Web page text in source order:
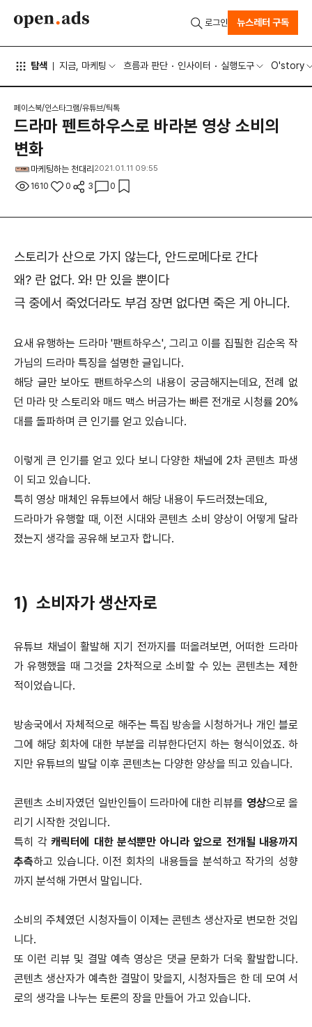
탐색 지금, 마케팅 흐름과 판단 인사이터 실행도구 O'story
로그인 뉴스레터 구독
페이스북/인스타그램/유튜브/틱톡
드라마 펜트하우스로 바라본 영상 소비의
변화
마케팅하는 천대리 2021.01.11 09:55
1610 0 3 0
스토리가 산으로 가지 않는다, 안드로메다로 간다
왜? 란 없다. 와! 만 있을 뿐이다
극 중에서 죽었더라도 부검 장면 없다면 죽은 게 아니다.
요새 유행하는 드라마 '팬트하우스', 그리고 이를 집필한 김순옥 작
가님의 드라마 특징을 설명한 글입니다.
해당 글만 보아도 팬트하우스의 내용이 궁금해지는데요, 전례 없
던 마라 맛 스토리와 매드 맥스 버금가는 빠른 전개로 시청률 20%
대를 돌파하며 큰 인기를 얻고 있습니다.
이렇게 큰 인기를 얻고 있다 보니 다양한 채널에 2차 콘텐츠 파생
이 되고 있습니다.
특히 영상 매체인 유튜브에서 해당 내용이 두드러졌는데요,
드라마가 유행할 때, 이전 시대와 콘텐츠 소비 양상이 어떻게 달라
졌는지 생각을 공유해 보고자 합니다.
1) 소비자가 생산자로
유튜브 채널이 활발해 지기 전까지를 떠올려보면, 어떠한 드라마
가 유행했을 때 그것을 2차적으로 소비할 수 있는 콘텐츠는 제한
적이었습니다.
방송국에서 자체적으로 해주는 특집 방송을 시청하거나 개인 블로
그에 해당 회차에 대한 부분을 리뷰한다던지 하는 형식이었죠. 하
지만 유튜브의 발달 이후 콘텐츠는 다양한 양상을 띄고 있습니다.
콘텐츠 소비자였던 일반인들이 드라마에 대한 리뷰를 영상으로 올
리기 시작한 것입니다.
특히 각 캐릭터에 대한 분석뿐만 아니라 앞으로 전개될 내용까지
추측하고 있습니다. 이전 회차의 내용들을 분석하고 작가의 성향
까지 분석해 가면서 말입니다.
소비의 주체였던 시청자들이 이제는 콘텐츠 생산자로 변모한 것입
니다.
또 이런 리뷰 및 결말 예측 영상은 댓글 문화가 더욱 활발합니다.
콘텐츠 생산자가 예측한 결말이 맞을지, 시청자들은 한 데 모여 서
로의 생각을 나누는 토론의 장을 만들어 가고 있습니다.